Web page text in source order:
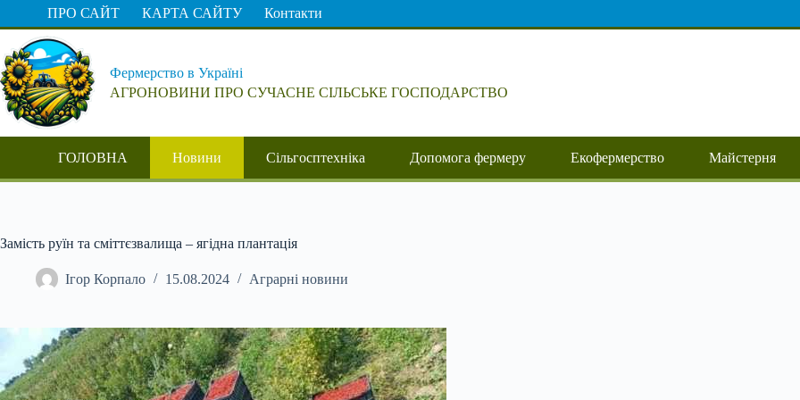
Перейти
вмісту
ПРО САЙТ КАРТА САЙТУ Контакти
Фермерство в Україні
АГРОНОВИНИ ПРО СУЧАСНЕ СІЛЬСЬКЕ ГОСПОДАРСТВО
ГОЛОВНА Новини Сільгосптехніка Допомога фермеру Екофермерство Майстерня
Замість руїн та сміттєзвалища – ягідна плантація
Ігор Корпало 15.08.2024 Аграрні новини